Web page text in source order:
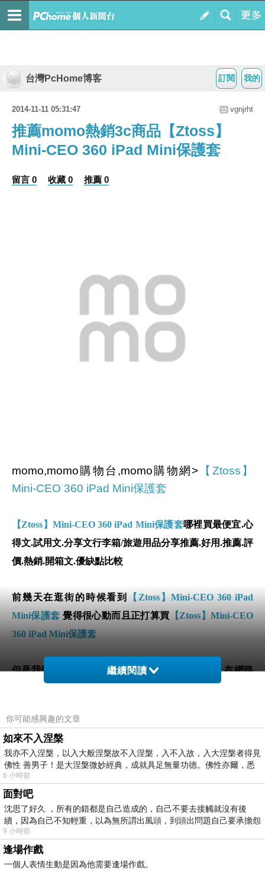
我的
訂閱
台灣PcHome博客
2014-11-11 05:31:47 vgnjrht
推薦momo熱銷3c商品【Ztoss】
Mini-CEO 360 iPad Mini保護套
留言 0 收藏 0 推薦 0
momo,momo購物台,momo購物網> 【Ztoss】
Mini-CEO 360 iPad Mini保護套
【Ztoss】Mini-CEO 360 iPad Mini保護套哪裡買最便宜.心
得文.試用文.分享文行李箱/旅遊用品分享推薦.好用.推薦.評
價.熱銷.開箱文.優缺點比較
前幾天在逛街的時候看到
【Ztoss】Mini-CEO 360 iPad
Mini保護套 覺得很心動而且正打算買 【Ztoss】Mini-CEO
360 iPad Mini保護套
但是我想 【Ztoss】Mini-CEO 360 iPad Mini保護套在網路
門也不用看店員臉色
繼續閱讀
你可能感興趣的文章
如來不入涅槃
我亦不入涅槃，以入大般涅槃故不入涅槃，入不入故，入大涅槃者得見
佛性 善男子！是大涅槃微妙經典，成就具足無量功德。佛性亦爾，悉
6 小時前
面對吧
沈思了好久 ，所有的錯都是自己造成的，自己不要去接觸就沒有後
續，因為自己不知輕重，以為無所謂出風頭，到頭出問題自己要承擔怨
不
9 小時前
逢場作戲
一個人表情生動是因為他需要逢場作戲。